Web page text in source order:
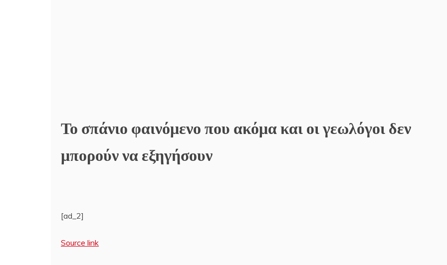
Το σπάνιο φαινόμενο που ακόμα και οι γεωλόγοι δεν
μπορούν να εξηγήσουν
[ad_2]
Source link